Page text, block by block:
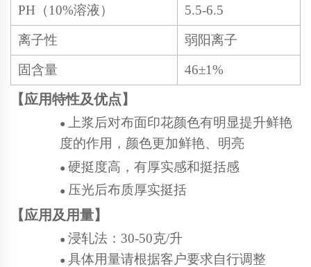
PH（10%溶液） 5.5-6.5
离子性 弱阳离子
固含量 46±1%
【应用特性及优点】
●
上浆后对布面印花颜色有明显提升鲜艳
度的作用，颜色更加鲜艳、明亮
● 硬挺度高，有厚实感和挺括感
● 压光后布质厚实挺括
【应用及用量】
● 浸轧法： 30-50克/升
● 具体用量请根据客户要求自行调整